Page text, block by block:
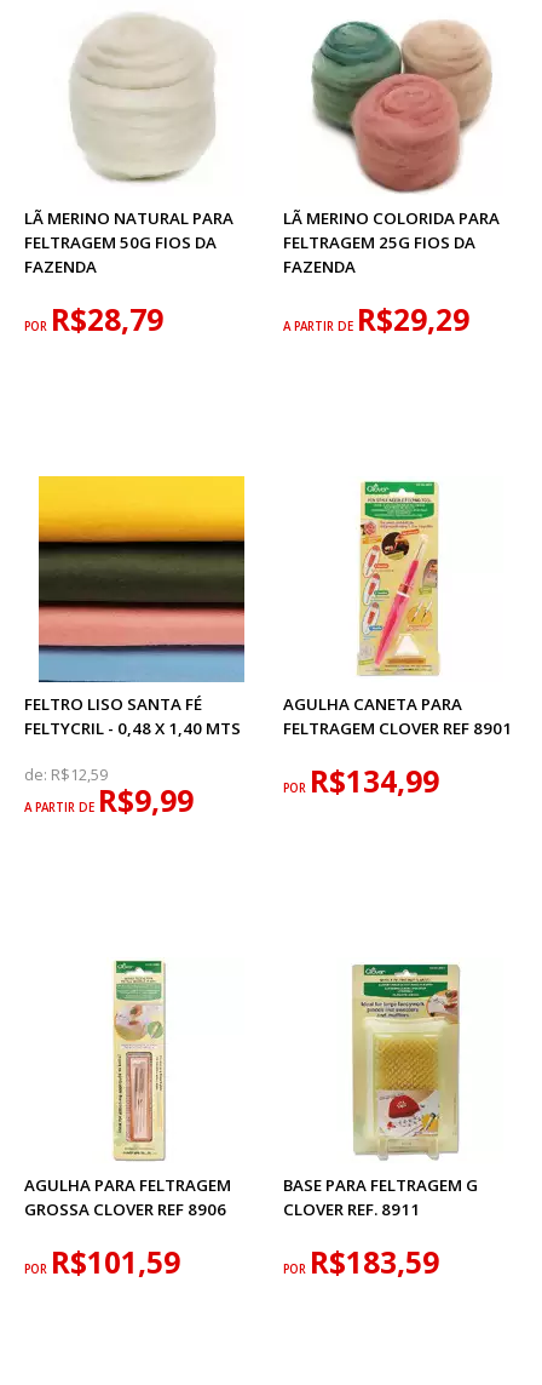
LÃ MERINO NATURAL PARA
FELTRAGEM 50G FIOS DA
FAZENDA
POR R$28,79
LÃ MERINO COLORIDA PARA
FELTRAGEM 25G FIOS DA
FAZENDA
A PARTIR DE R$29,29
FELTRO LISO SANTA FÉ
FELTYCRIL - 0,48 X 1,40 MTS
de: R$12,59
A PARTIR DE R$9,99
AGULHA CANETA PARA
FELTRAGEM CLOVER REF 8901
POR R$134,99
AGULHA PARA FELTRAGEM
GROSSA CLOVER REF 8906
POR R$101,59
BASE PARA FELTRAGEM G
CLOVER REF. 8911
POR R$183,59